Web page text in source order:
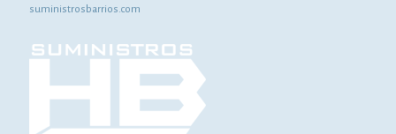
suministrosbarrios.com